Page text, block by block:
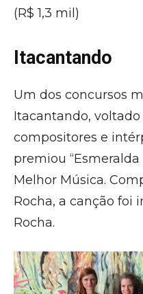
(R$ 1,3 mil)
Itacantando
Um dos concursos
Itacantando, voltado
compositores e
premiou
Melhor Música.
Rocha, a canção foi
Rocha.